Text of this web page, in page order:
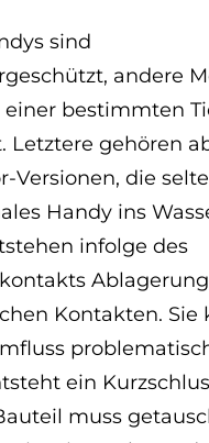
sind
andere
einer bestimmten
Letztere gehören
Versionen, die
Handy ins
infolge des
Kontakten. Sie
ein
muss